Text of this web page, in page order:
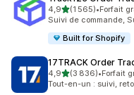
4,9étoile(s) sur 5
(1 565)
1565 avis au total
•Forfait
Suivi de commande,
Built for Shopify
17TRACK Order
4,9étoile(s) sur 5
(3 836)
3836 avis au total
•Forfait
Tout-en-un : suivi,